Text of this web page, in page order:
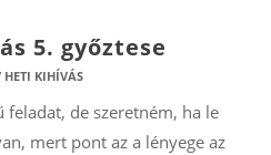
5. győztese
HETI KIHÍVÁS
de szeretném, ha le
mert pont az a lényege az